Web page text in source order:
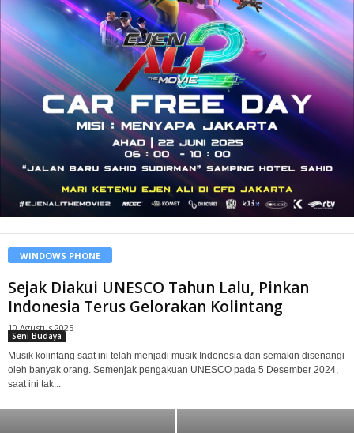
WINDOWS PHONE
Sejak Diakui UNESCO Tahun Lalu, Pinkan
Indonesia Terus Gelorakan Kolintang
10 Agustus 2025
Seni Budaya
Musik kolintang saat ini telah menjadi musik Indonesia dan semakin disenangi
oleh banyak orang. Semenjak pengakuan UNESCO pada 5 Desember 2024,
saat ini tak...
Surabaya - Jawa Timur
Simak Yuk, Jadwal Lengkap CFD Surabaya
Agustus 2026
31 Juli 2026